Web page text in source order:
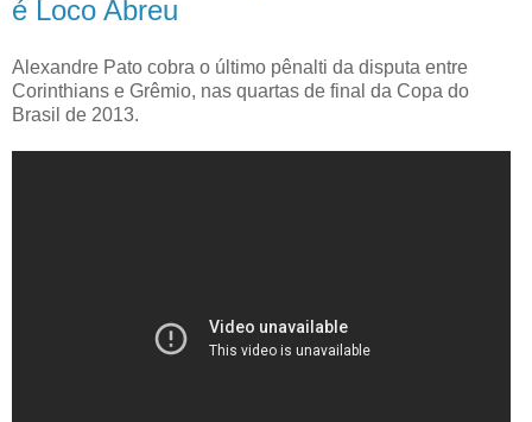
é Loco Abreu
Alexandre Pato cobra o último pênalti da disputa entre
Corinthians e Grêmio, nas quartas de final da Copa do
Brasil de 2013.